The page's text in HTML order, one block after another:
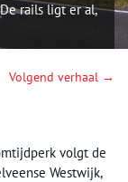
rails ligt er al,
Volgend verhaal →
volgt de
Westwijk,